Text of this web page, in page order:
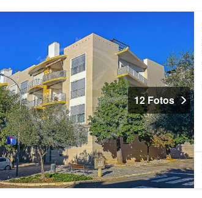
12 Fotos